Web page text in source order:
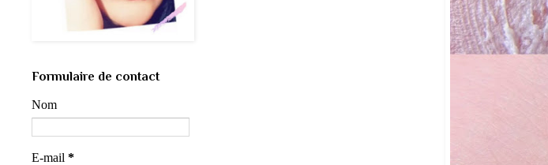
Formulaire de contact
Nom
E-mail *